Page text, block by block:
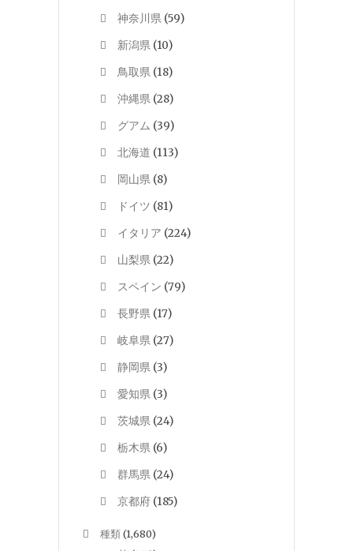
神奈川県 (59)
新潟県 (10)
鳥取県 (18)
沖縄県 (28)
グアム (39)
北海道 (113)
岡山県 (8)
ドイツ (81)
イタリア (224)
山梨県 (22)
スペイン (79)
長野県 (17)
岐阜県 (27)
静岡県 (3)
愛知県 (3)
茨城県 (24)
栃木県 (6)
群馬県 (24)
京都府 (185)
種類(1,680)